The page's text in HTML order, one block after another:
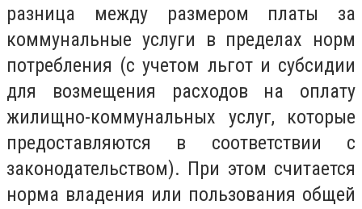
разница между размером платы за
коммунальные услуги в пределах норм
потребления (с учетом льгот и субсидии
для возмещения расходов на оплату
жилищно-коммунальных услуг, которые
предоставляются в соответствии с
законодательством). При этом считается
норма владения или пользования общей